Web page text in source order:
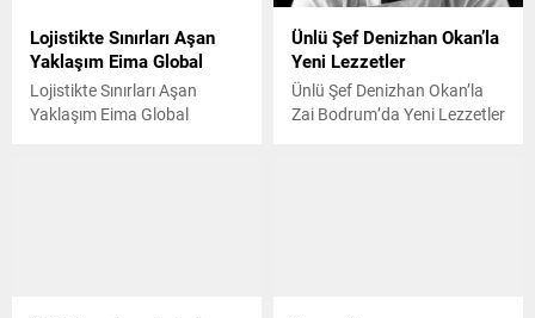
Lojistikte Sınırları Aşan
Yaklaşım Eima Global
Lojistikte Sınırları Aşan
Yaklaşım Eima Global
Ünlü Şef Denizhan Okan’la
Yeni Lezzetler
Ünlü Şef Denizhan Okan’la
Zai Bodrum’da Yeni Lezzetler